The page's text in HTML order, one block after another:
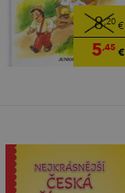
8,20€
5,45€